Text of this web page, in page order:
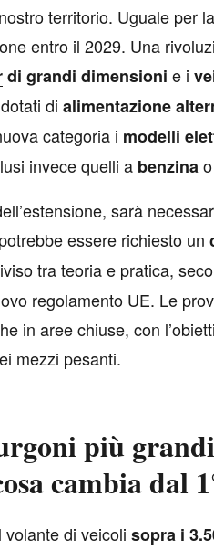
territorio. Uguale per
entro il 2029. Una
di grandi dimensioni e i
di alimentazione
categoria i modelli
invece quelli a benzinao
sarà
essere richiesto un
tra teoria e pratica,
regolamento UE. Le
in aree chiuse, con
mezzi pesanti.
più
cambia dal
di veicoli sopra i